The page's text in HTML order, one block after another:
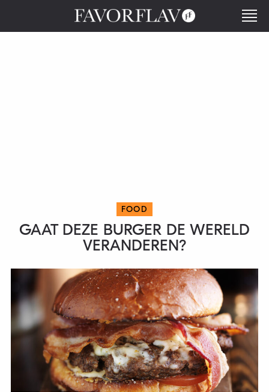
FOOD
GAAT DEZE BURGER DE WERELD
VERANDEREN?